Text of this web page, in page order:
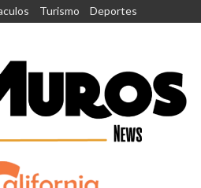
Turismo Deportes